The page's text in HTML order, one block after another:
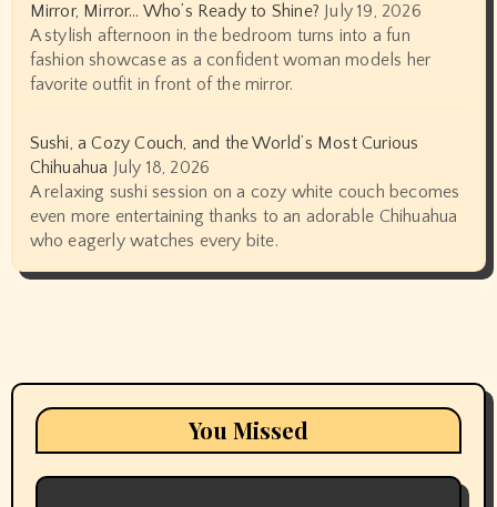
Mirror, Mirror… Who’s Ready to Shine? July 19, 2026
A stylish afternoon in the bedroom turns into a fun
fashion showcase as a confident woman models her
favorite outfit in front of the mirror.
Sushi, a Cozy Couch, and the World’s Most Curious
Chihuahua July 18, 2026
A relaxing sushi session on a cozy white couch becomes
even more entertaining thanks to an adorable Chihuahua
who eagerly watches every bite.
You Missed